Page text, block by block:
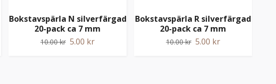
Bokstavspärla N silverfärgad
20-pack ca 7 mm
10.00 kr 5.00 kr
Bokstavspärla R silverfärgad
20-pack ca 7 mm
10.00 kr 5.00 kr